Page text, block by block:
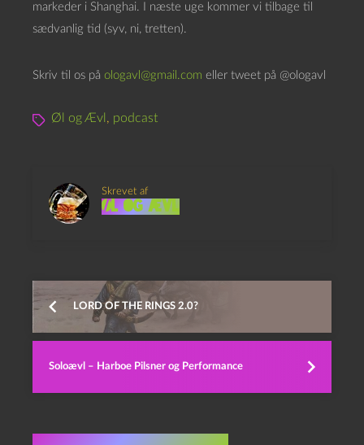
e
markeder i Shanghai. I næste uge kommer vi tilbage til
sædvanlig tid (syv, ni, tretten).
Skriv til os på ologavl@gmail.com eller tweet på @ologavl
Øl og Ævl , podcast
Skrevet af
Øl og Ævl
LORD OF THE RINGS 2.0?
Soloævl – Harboe Pilsner og Performance